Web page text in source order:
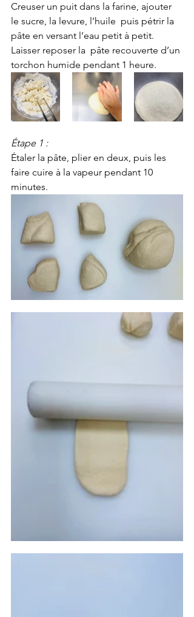
Creuser un puit dans la farine, ajouter
le sucre, la levure, l’huile  puis pétrir la
pâte en versant l’eau petit à petit.
Laisser reposer la  pâte recouverte d’un
torchon humide pendant 1 heure.
Étape 1 :
Étaler la pâte, plier en deux, puis les
faire cuire à la vapeur pendant 10
minutes.